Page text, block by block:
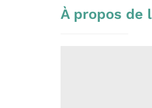
À propos de